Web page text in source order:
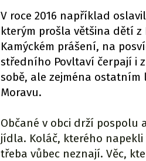
V roce 2016 například
kterým prošla většina dětí
Kamýckém prášení, na
středního Povltaví čerpají i
sobě, ale zejména
Moravu.
Občané v obci drží pospolu
jídla. Koláč, kterého
třeba vůbec neznají. Věc,